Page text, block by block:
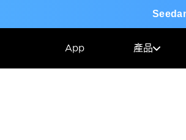
App 產品